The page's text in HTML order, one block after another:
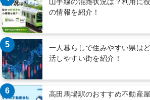
山手線の混雑状況は？利用に
の情報を紹介！
5
一人暮らしで住みやすい県は
活しやすい街を紹介！
6
高田馬場駅のおすすめ不動産